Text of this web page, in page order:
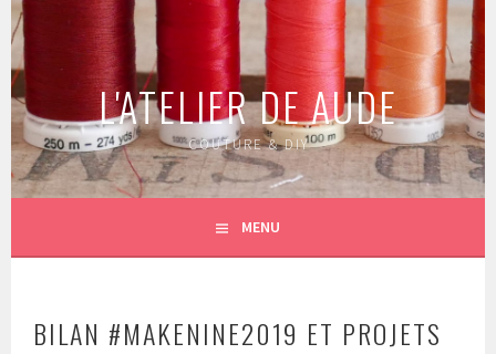
Aller
au
contenu
principal
L'ATELIER DE AUDE
COUTURE & DIY
MENU
BILAN #MAKENINE2019 ET PROJETS